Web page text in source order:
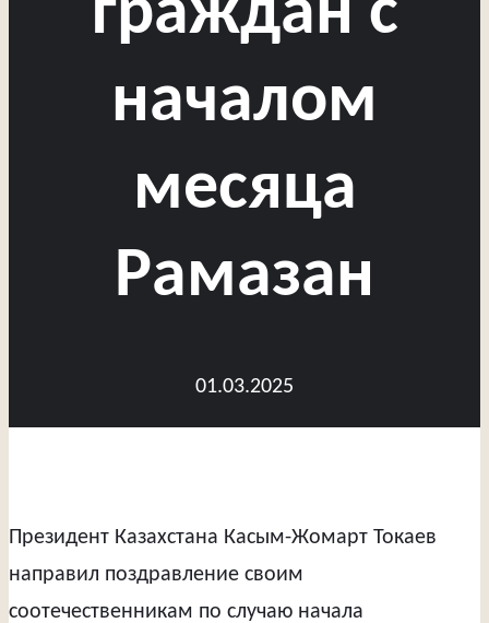
граждан с
началом
месяца
Рамазан
01.03.2025
Президент Казахстана Касым-Жомарт Токаев
направил поздравление своим
соотечественникам по случаю начала